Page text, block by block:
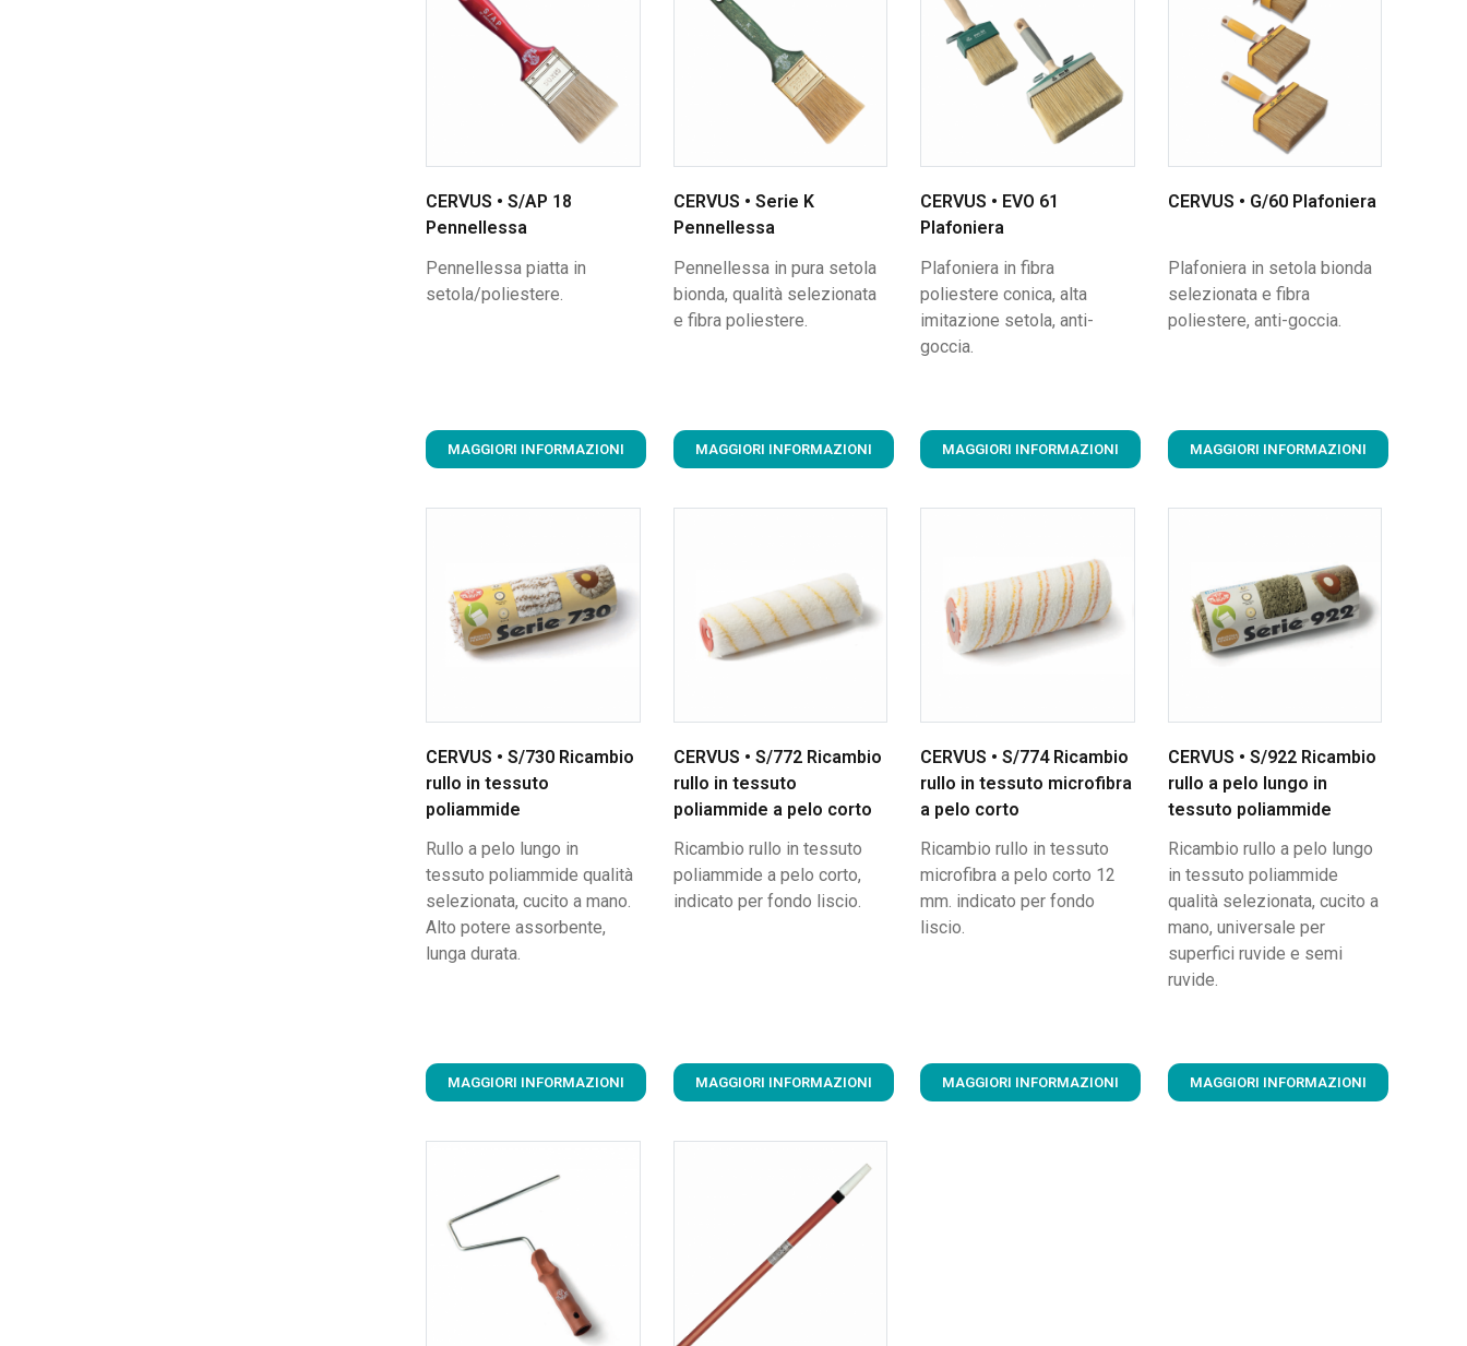
CERVUS • S/AP 18
Pennellessa
Pennellessa piatta in
setola/poliestere.
MAGGIORI INFORMAZIONI
CERVUS • Serie K
Pennellessa
Pennellessa in pura setola
bionda, qualità selezionata
e fibra poliestere.
MAGGIORI INFORMAZIONI
CERVUS • EVO 61
Plafoniera
Plafoniera in fibra
poliestere conica, alta
imitazione setola, anti-
goccia.
MAGGIORI INFORMAZIONI
CERVUS • G/60 Plafoniera
Plafoniera in setola bionda
selezionata e fibra
poliestere, anti-goccia.
MAGGIORI INFORMAZIONI
CERVUS • S/730 Ricambio
rullo in tessuto
poliammide
Rullo a pelo lungo in
tessuto poliammide qualità
selezionata, cucito a mano.
Alto potere assorbente,
lunga durata.
MAGGIORI INFORMAZIONI
CERVUS • S/772 Ricambio
rullo in tessuto
poliammide a pelo corto
Ricambio rullo in tessuto
poliammide a pelo corto,
indicato per fondo liscio.
MAGGIORI INFORMAZIONI
CERVUS • S/774 Ricambio
rullo in tessuto microfibra
a pelo corto
Ricambio rullo in tessuto
microfibra a pelo corto 12
mm. indicato per fondo
liscio.
MAGGIORI INFORMAZIONI
CERVUS • S/922 Ricambio
rullo a pelo lungo in
tessuto poliammide
Ricambio rullo a pelo lungo
in tessuto poliammide
qualità selezionata, cucito a
mano, universale per
superfici ruvide e semi
ruvide.
MAGGIORI INFORMAZIONI